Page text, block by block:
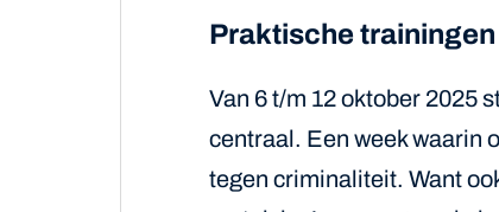
Praktische
Van 6 t/m 12 oktober 2025
centraal. Een week waarin
tegen criminaliteit. Want